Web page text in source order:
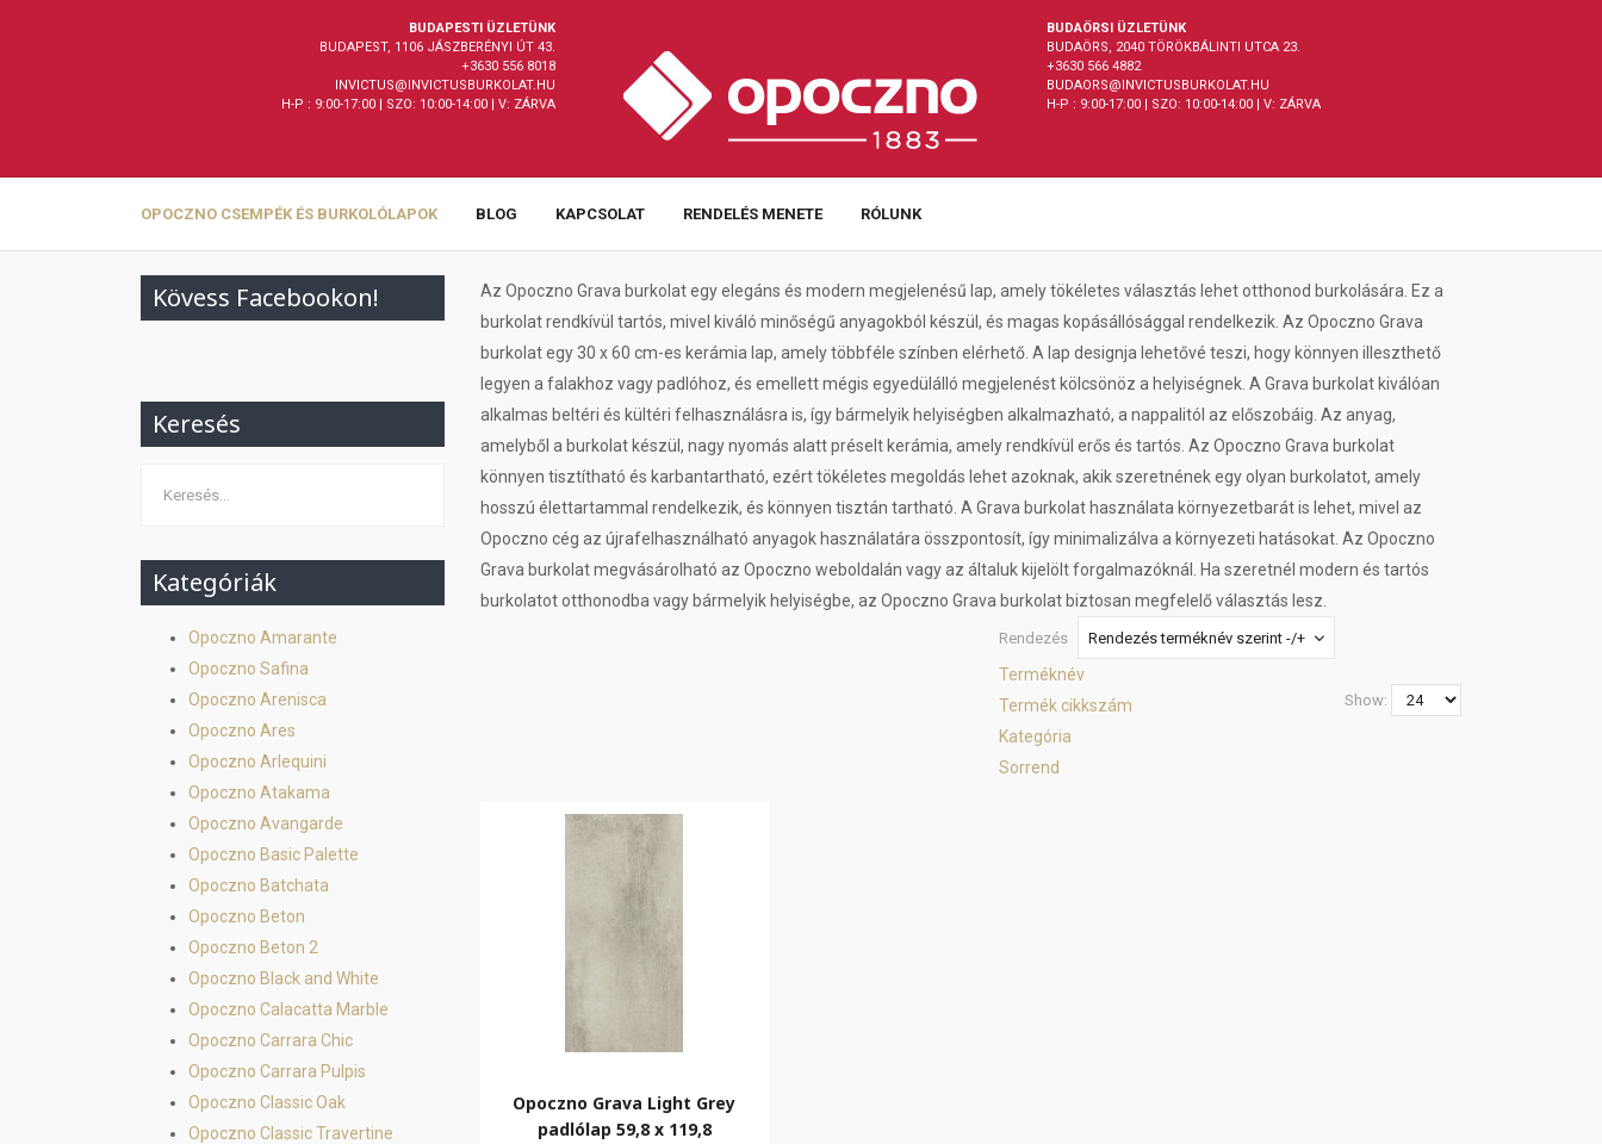
BUDAPESTI ÜZLETÜNK
BUDAPEST, 1106 JÁSZBERÉNYI ÚT 43.
+3630 556 8018
INVICTUS@INVICTUSBURKOLAT.HU
H-P : 9:00-17:00 | SZO: 10:00-14:00 | V: ZÁRVA
BUDAÖRSI ÜZLETÜNK
BUDAÖRS, 2040 TÖRÖKBÁLINTI UTCA 23.
+3630 566 4882
BUDAORS@INVICTUSBURKOLAT.HU
H-P : 9:00-17:00 | SZO: 10:00-14:00 | V: ZÁRVA
OPOCZNO CSEMPÉK ÉS BURKOLÓLAPOK BLOG KAPCSOLAT RENDELÉS MENETE RÓLUNK
Az Opoczno Grava burkolat egy elegáns és modern megjelenésű lap, amely tökéletes választás lehet otthonod burkolására. Ez a
burkolat rendkívül tartós, mivel kiváló minőségű anyagokból készül, és magas kopásállósággal rendelkezik. Az Opoczno Grava
burkolat egy 30 x 60 cm-es kerámia lap, amely többféle színben elérhető. A lap designja lehetővé teszi, hogy könnyen illeszthető
legyen a falakhoz vagy padlóhoz, és emellett mégis egyedülálló megjelenést kölcsönöz a helyiségnek. A Grava burkolat kiválóan
alkalmas beltéri és kültéri felhasználásra is, így bármelyik helyiségben alkalmazható, a nappalitól az előszobáig. Az anyag,
amelyből a burkolat készül, nagy nyomás alatt préselt kerámia, amely rendkívül erős és tartós. Az Opoczno Grava burkolat
könnyen tisztítható és karbantartható, ezért tökéletes megoldás lehet azoknak, akik szeretnének egy olyan burkolatot, amely
hosszú élettartammal rendelkezik, és könnyen tisztán tartható. A Grava burkolat használata környezetbarát is lehet, mivel az
Opoczno cég az újrafelhasználható anyagok használatára összpontosít, így minimalizálva a környezeti hatásokat. Az Opoczno
Grava burkolat megvásárolható az Opoczno weboldalán vagy az általuk kijelölt forgalmazóknál. Ha szeretnél modern és tartós
burkolatot otthonodba vagy bármelyik helyiségbe, az Opoczno Grava burkolat biztosan megfelelő választás lesz.
Rendezés Rendezés terméknév szerint -/+
Terméknév
Termék cikkszám
Kategória
Sorrend
Show:
Opoczno Grava Light Grey
padlólap 59,8 x 119,8
Kövess Facebookon!
Keresés
Kategóriák
Opoczno Amarante
Opoczno Safina
Opoczno Arenisca
Opoczno Ares
Opoczno Arlequini
Opoczno Atakama
Opoczno Avangarde
Opoczno Basic Palette
Opoczno Batchata
Opoczno Beton
Opoczno Beton 2
Opoczno Black and White
Opoczno Calacatta Marble
Opoczno Carrara Chic
Opoczno Carrara Pulpis
Opoczno Classic Oak
Opoczno Classic Travertine